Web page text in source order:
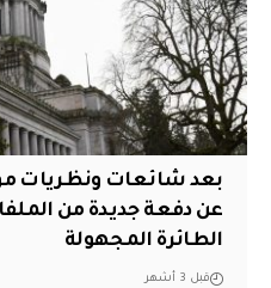
بعد شائعات ونظريات
عن دفعة جديدة من
الطائرة المجهولة
قبل 3 أشهر